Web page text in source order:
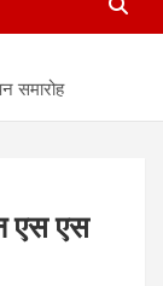
समारोह
एस एस